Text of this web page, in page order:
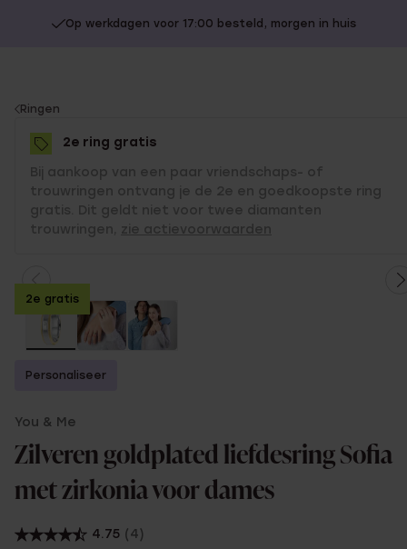
Op werkdagen voor 17:00 besteld, morgen in huis
You
are
here:
Ringen
2e ring gratis
Bij aankoop van een paar vriendschaps- of
trouwringen ontvang je de 2e en goedkoopste ring
gratis. Dit geldt niet voor twee diamanten
trouwringen, zie actievoorwaarden
2e gratis
Personaliseer
You & Me
Zilveren goldplated liefdesring Sofia
met zirkonia voor dames
4.75 (4)